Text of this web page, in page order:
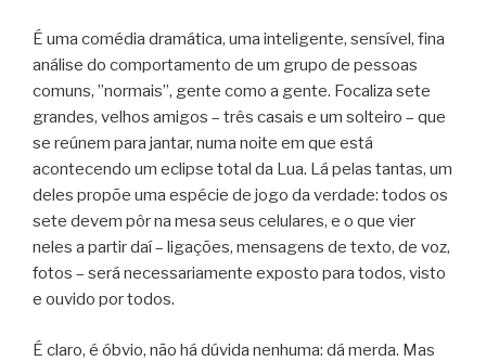
É uma comédia dramática, uma inteligente, sensível, fina
análise do comportamento de um grupo de pessoas
comuns, ”normais”, gente como a gente. Focaliza sete
grandes, velhos amigos – três casais e um solteiro – que
se reúnem para jantar, numa noite em que está
acontecendo um eclipse total da Lua. Lá pelas tantas, um
deles propõe uma espécie de jogo da verdade: todos os
sete devem pôr na mesa seus celulares, e o que vier
neles a partir daí – ligações, mensagens de texto, de voz,
fotos – será necessariamente exposto para todos, visto
e ouvido por todos.
É claro, é óbvio, não há dúvida nenhuma: dá merda. Mas